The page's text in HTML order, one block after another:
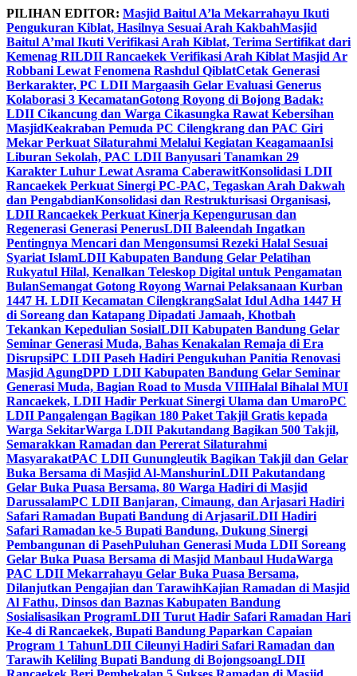
Skip
to
content
PILIHAN EDITOR: Masjid Baitul A’la Mekarrahayu Ikuti
Pengukuran Kiblat, Hasilnya Sesuai Arah KakbahMasjid
Baitul A’mal Ikuti Verifikasi Arah Kiblat, Terima Sertifikat dari
Kemenag RILDII Rancaekek Verifikasi Arah Kiblat Masjid Ar
Robbani Lewat Fenomena Rashdul QiblatCetak Generasi
Berkarakter, PC LDII Margaasih Gelar Evaluasi Generus
Kolaborasi 3 KecamatanGotong Royong di Bojong Badak:
LDII Cikancung dan Warga Cikasungka Rawat Kebersihan
MasjidKeakraban Pemuda PC Cilengkrang dan PAC Giri
Mekar Perkuat Silaturahmi Melalui Kegiatan KeagamaanIsi
Liburan Sekolah, PAC LDII Banyusari Tanamkan 29
Karakter Luhur Lewat Asrama CaberawitKonsolidasi LDII
Rancaekek Perkuat Sinergi PC-PAC, Tegaskan Arah Dakwah
dan PengabdianKonsolidasi dan Restrukturisasi Organisasi,
LDII Rancaekek Perkuat Kinerja Kepengurusan dan
Regenerasi Generasi PenerusLDII Baleendah Ingatkan
Pentingnya Mencari dan Mengonsumsi Rezeki Halal Sesuai
Syariat IslamLDII Kabupaten Bandung Gelar Pelatihan
Rukyatul Hilal, Kenalkan Teleskop Digital untuk Pengamatan
BulanSemangat Gotong Royong Warnai Pelaksanaan Kurban
1447 H. LDII Kecamatan CilengkrangSalat Idul Adha 1447 H
di Soreang dan Katapang Dipadati Jamaah, Khotbah
Tekankan Kepedulian SosialLDII Kabupaten Bandung Gelar
Seminar Generasi Muda, Bahas Kenakalan Remaja di Era
DisrupsiPC LDII Paseh Hadiri Pengukuhan Panitia Renovasi
Masjid AgungDPD LDII Kabupaten Bandung Gelar Seminar
Generasi Muda, Bagian Road to Musda VIIIHalal Bihalal MUI
Rancaekek, LDII Hadir Perkuat Sinergi Ulama dan UmaroPC
LDII Pangalengan Bagikan 180 Paket Takjil Gratis kepada
Warga SekitarWarga LDII Pakutandang Bagikan 500 Takjil,
Semarakkan Ramadan dan Pererat Silaturahmi
MasyarakatPAC LDII Gunungleutik Bagikan Takjil dan Gelar
Buka Bersama di Masjid Al-ManshurinLDII Pakutandang
Gelar Buka Puasa Bersama, 80 Warga Hadiri di Masjid
DarussalamPC LDII Banjaran, Cimaung, dan Arjasari Hadiri
Safari Ramadan Bupati Bandung di ArjasariLDII Hadiri
Safari Ramadan ke-5 Bupati Bandung, Dukung Sinergi
Pembangunan di PasehPuluhan Generasi Muda LDII Soreang
Gelar Buka Puasa Bersama di Masjid Manbaul HudaWarga
PAC LDII Mekarrahayu Gelar Buka Puasa Bersama,
Dilanjutkan Pengajian dan TarawihKajian Ramadan di Masjid
Al Fathu, Dinsos dan Baznas Kabupaten Bandung
Sosialisasikan ProgramLDII Turut Hadir Safari Ramadan Hari
Ke-4 di Rancaekek, Bupati Bandung Paparkan Capaian
Program 1 TahunLDII Cileunyi Hadiri Safari Ramadan dan
Tarawih Keliling Bupati Bandung di BojongsoangLDII